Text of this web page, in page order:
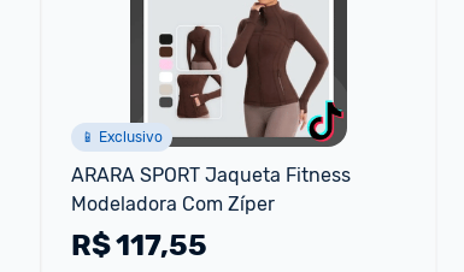
📱 Exclusivo
ARARA SPORT Jaqueta Fitness
Modeladora Com Zíper
R$117,55